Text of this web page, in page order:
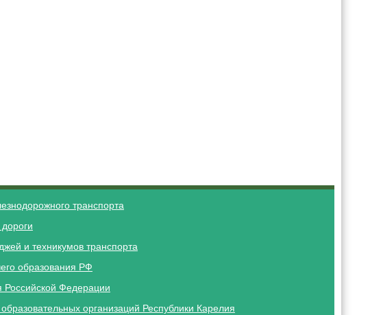
транспорта
и техникумов транспорта
образования РФ
Российской Федерации
организаций Республики Карелия